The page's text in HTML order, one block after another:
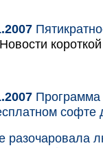
Программа
софте
разочаровала